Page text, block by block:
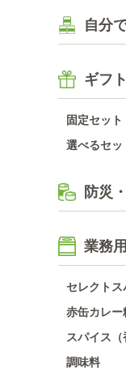
自分
ギフト
固定セット
選べるセッ
防災
業務用
セレクトス
赤缶カレー
スパイス（
調味料